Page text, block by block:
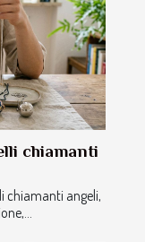
chiamanti
chiamanti angeli,